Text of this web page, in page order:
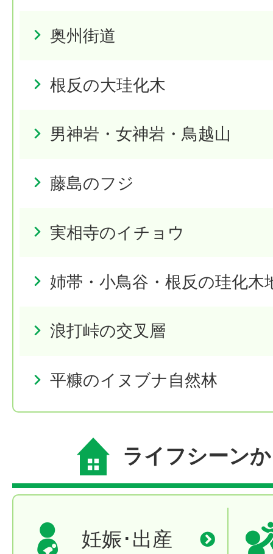
奥州街道
根反の大珪化木
男神岩・女神岩・鳥越山
藤島のフジ
実相寺のイチョウ
姉帯・小鳥谷・根反の珪化木
浪打峠の交叉層
平糠のイヌブナ自然林
ライフシーン
妊娠･出産